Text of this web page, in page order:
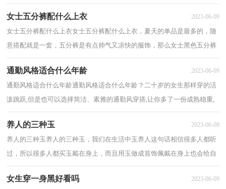
加几分美感，以下来了解玉会不会吸人体精血...
女士五分裤配什么上衣 2023-06-09
女士五分裤配什么上衣女士五分裤配什么上衣，夏天的单品是最多的，随
意搭配就是一套，五分裤是有点帅气又凉快的服饰，那么女士黑色五分裤
怎么搭配呢，那么以下是关于女士五分裤配什么...
通勤风格适合什么年龄 2023-06-09
通勤风格适合什么年龄通勤风格适合什么年龄？二十岁的女生那样穿的活
泼跳跃,但是也可以选择简洁、素雅的通勤风穿搭,让你多了一份成熟稳重,
展现不一样的魅力! 那么通勤风格适...
养人的三种玉 2023-06-09
养人的三种玉养人的三种玉，我们在生活中玉养人这句话相信很多人都听
过，所以很多人都买玉戴在身上，而且用玉做成首饰佩戴在身上也会给自
己增加几分美感，以下来看看养人的三种玉 ...
女生穿一身黑好看吗 2023-06-09